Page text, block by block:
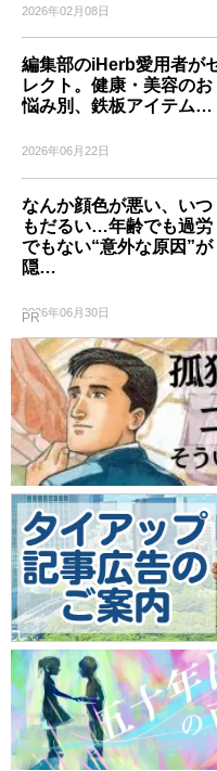
2026年02月08日
編集部のiHerb愛用者が
レクト。健康・美容のお
悩み別、鉄板アイテム…
2026年06月22日
なんか顔色が悪い、いつ
もだるい…年齢でも過労
でもない“意外な原因”が
隠…
2026年06月30日
PR